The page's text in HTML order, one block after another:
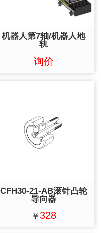
机器人第7轴/机器人地
轨
询价
CFH30-21-AB滚针凸轮
导向器
￥ 328